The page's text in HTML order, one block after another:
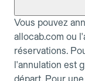
Vous pouvez
allocab.com ou
réservations.
l'annulation est
départ. Pour